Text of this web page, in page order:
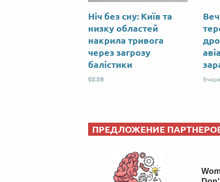
Ніч без сну: Київ та
низку областей
накрила тривога
через загрозу
балістики
02:58 Вчора,
ПРЕДЛОЖЕНИЕ